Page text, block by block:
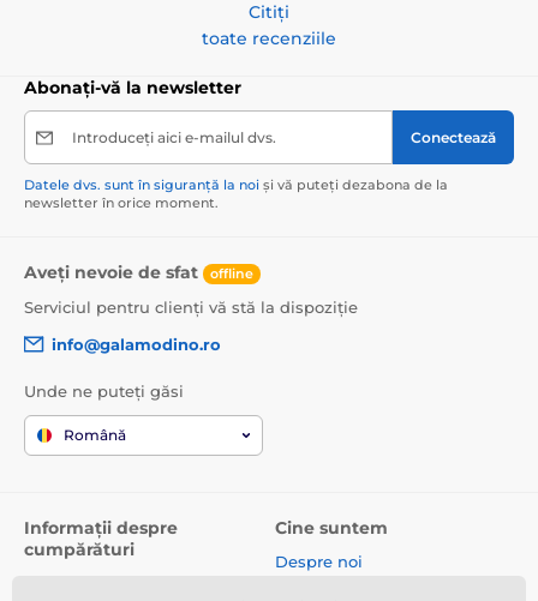
Citiți
toate recenziile
Abonați-vă la newsletter
Introduceți aici e-mailul dvs. Conectează
Datele dvs. sunt în siguranță la noi și vă puteți dezabona de la
newsletter în orice moment.
Aveți nevoie de sfat offline
Serviciul pentru clienți vă stă la dispoziție
info@galamodino.ro
Unde ne puteți găsi
Română
Informații despre
cumpărături
Cine suntem
Despre noi